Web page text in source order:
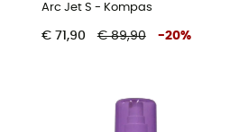
Arc Jet S - Kompas
€ 71,90 € 89,90 -20%